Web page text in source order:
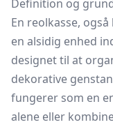
Definition og
En reolkasse,
en alsidig enhed
designet til at
dekorative
fungerer som en
alene eller